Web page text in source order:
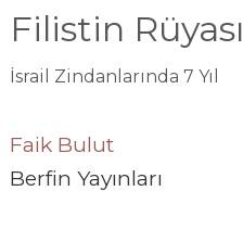
Filistin Rüyası
İsrail Zindanlarında 7 Yıl
Faik Bulut
Berfin Yayınları